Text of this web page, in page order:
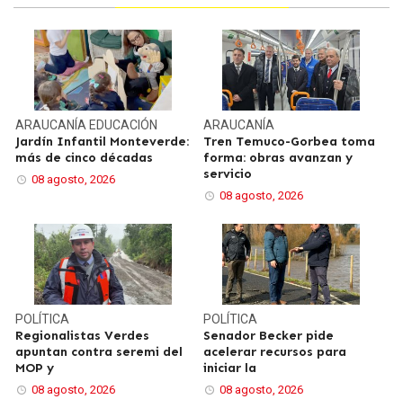
ARAUCANÍA EDUCACIÓN
Jardín Infantil Monteverde:
más de cinco décadas
08 agosto, 2026
ARAUCANÍA
Tren Temuco-Gorbea toma
forma: obras avanzan y
servicio
08 agosto, 2026
POLÍTICA
Regionalistas Verdes
apuntan contra seremi del
MOP y
08 agosto, 2026
POLÍTICA
Senador Becker pide
acelerar recursos para
iniciar la
08 agosto, 2026